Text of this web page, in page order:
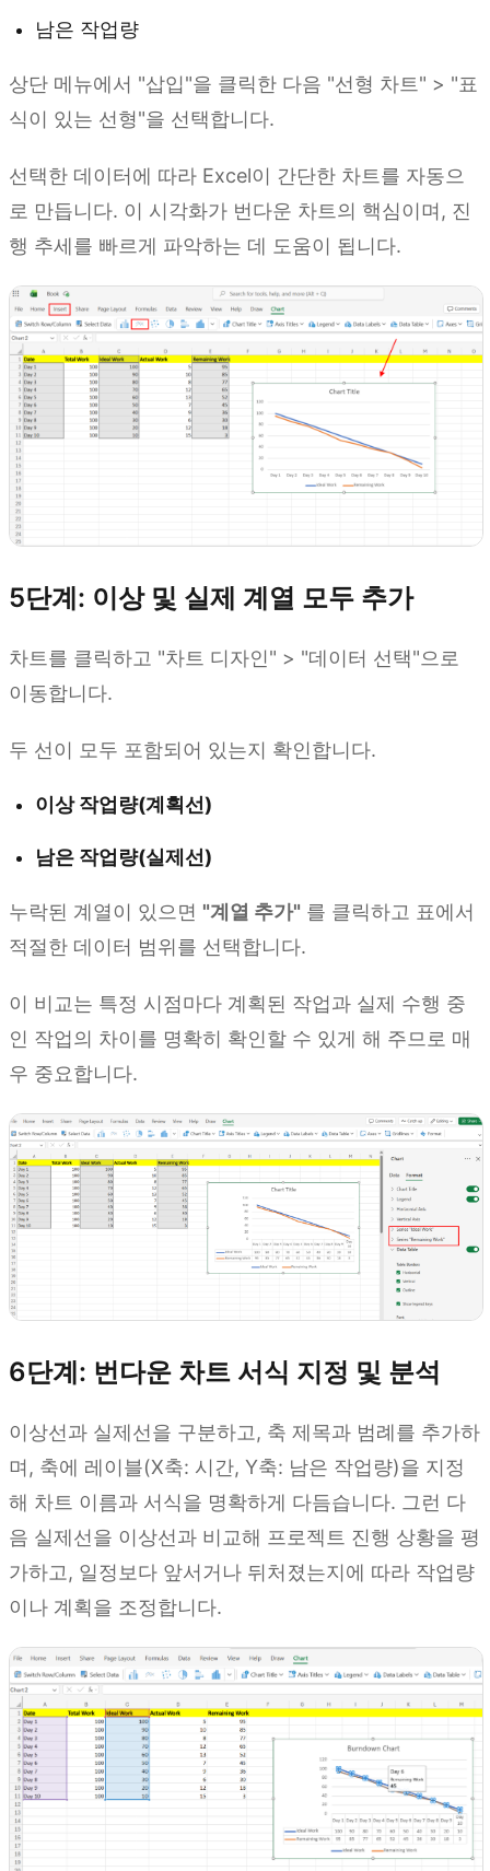
남은 작업량
상단 메뉴에서 "삽입"을 클릭한 다음 "선형 차트" > "표
식이 있는 선형"을 선택합니다.
선택한 데이터에 따라 Excel이 간단한 차트를 자동으
로 만듭니다. 이 시각화가 번다운 차트의 핵심이며, 진
행 추세를 빠르게 파악하는 데 도움이 됩니다.
5단계: 이상 및 실제 계열 모두 추가
차트를 클릭하고 "차트 디자인" > "데이터 선택"으로
이동합니다.
두 선이 모두 포함되어 있는지 확인합니다.
이상 작업량(계획선)
남은 작업량(실제선)
누락된 계열이 있으면 "계열 추가" 를 클릭하고 표에서
적절한 데이터 범위를 선택합니다.
이 비교는 특정 시점마다 계획된 작업과 실제 수행 중
인 작업의 차이를 명확히 확인할 수 있게 해 주므로 매
우 중요합니다.
6단계: 번다운 차트 서식 지정 및 분석
이상선과 실제선을 구분하고, 축 제목과 범례를 추가하
며, 축에 레이블(X축: 시간, Y축: 남은 작업량)을 지정
해 차트 이름과 서식을 명확하게 다듬습니다. 그런 다
음 실제선을 이상선과 비교해 프로젝트 진행 상황을 평
가하고, 일정보다 앞서거나 뒤처졌는지에 따라 작업량
이나 계획을 조정합니다.